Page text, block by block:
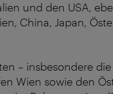
und den USA,
China, Japan,
– insbesondere
Wien sowie den